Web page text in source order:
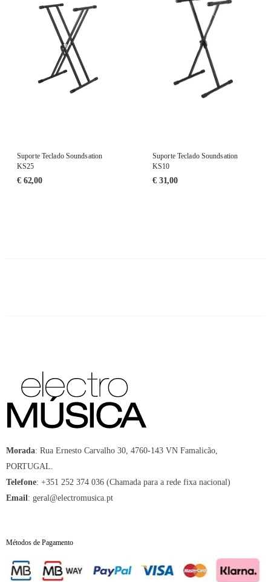
Suporte Teclado Soundsation
KS25
€62,00
Suporte Teclado Soundsation
KS10
€31,00
Morada: Rua Ernesto Carvalho 30, 4760-143 VN Famalicão,
PORTUGAL.
Telefone: +351 252 374 036 (Chamada para a rede fixa nacional)
Email: geral@electromusica.pt
Métodos de Pagamento